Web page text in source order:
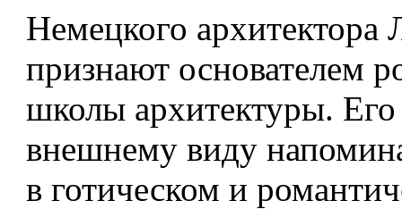
Немецкого архитектора
признают осно­вателем
школы архитектуры.
внешнему виду
в готическом и